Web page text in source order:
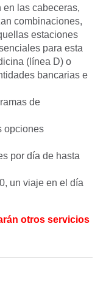
en las cabeceras,
combinaciones,
estaciones
para esta
(línea D) o
bancarias e
de
opciones
por día de hasta
un viaje en el día
otros servicios